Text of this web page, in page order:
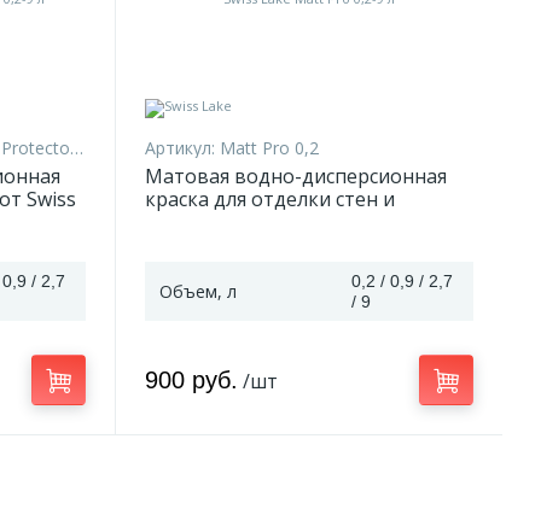
0.9
Swiss
/ 2,7
Артикул: Matt Pro 0,2
Матовая водно-дисперсионная
краска для отделки стен и
Объем, л
0,2 / 0,9 / 2,7
/ 9
900 руб. /шт